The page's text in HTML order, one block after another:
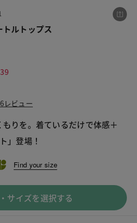
ルトップス
6レビュー
りを。着ているだけで体感＋
」登場！
Find your size
サイズを選択する
込¥3,839
X